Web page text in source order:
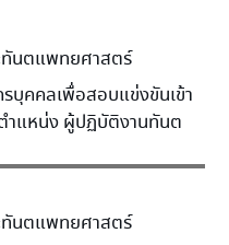
นตแพทยศาสตร์
บุคคลเพื่อสอบแข่งขันเข้า
ตำแหน่ง ผู้ปฏิบัติงานทันต
นตแพทยศาสตร์